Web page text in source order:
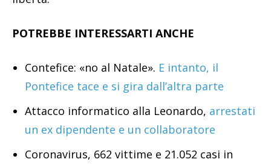
POTREBBE INTERESSARTI ANCHE
Contefice: «no al Natale». E intanto, il
Pontefice tace e si gira dall’altra parte
Attacco informatico alla Leonardo, arrestati
un ex dipendente e un collaboratore
Coronavirus, 662 vittime e 21.052 casi in